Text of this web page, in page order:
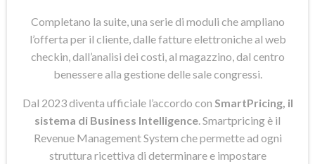
Completano la suite, una serie di moduli che ampliano
l’offerta per il cliente, dalle fatture elettroniche al web
checkin, dall’analisi dei costi, al magazzino, dal centro
benessere alla gestione delle sale congressi.
Dal 2023 diventa ufficiale l’accordo con SmartPricing, il
sistema di Business Intelligence . Smartpricing è il
Revenue Management System che permette ad ogni
struttura ricettiva di determinare e impostare